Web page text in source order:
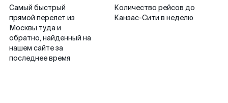
Самый быстрый
прямой перелет из
Москвы туда и
обратно, найденный на
нашем сайте за
последнее время
Количество рейсов до
Канзас-Сити в неделю